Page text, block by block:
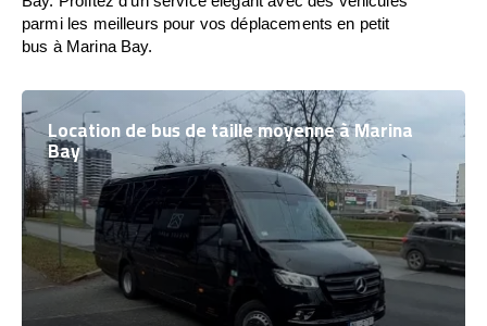
parmi les meilleurs pour vos déplacements en petit
bus à Marina Bay.
Location de bus de taille moyenne à Marina
Bay